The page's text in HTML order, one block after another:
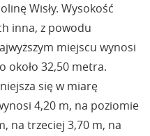
Wisły. Wysokość
inna, z powodu
miejscu wynosi
około 32,50 metra.
się w miarę
4,20 m, na poziomie
na trzeciej 3,70 m, na